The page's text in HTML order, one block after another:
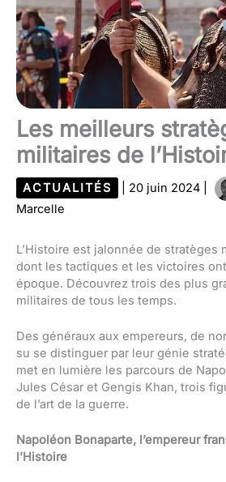
Les meilleurs
militaires de
ACTUALITÉS 20 juin 2024
Marcelle
L’Histoire est jalonnée de stratèges
dont les tactiques et les victoires
époque. Découvrez trois des plus
militaires de tous les temps.
Des généraux aux empereurs, de
su se distinguer par leur génie
met en lumière les parcours de
Jules César et Gengis Khan, trois
de l’art de la guerre.
Napoléon Bonaparte, l’empereur
l’Histoire